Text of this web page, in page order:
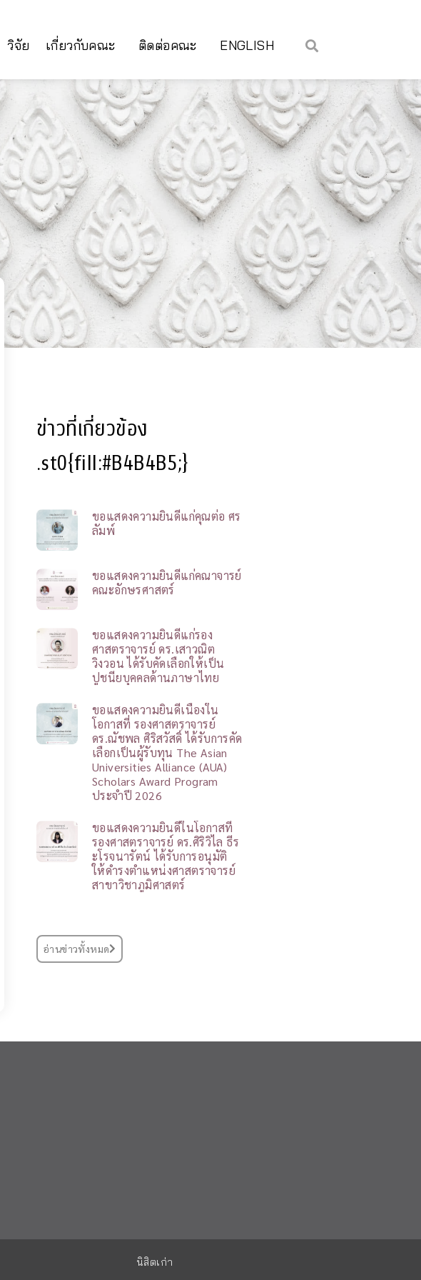
วิจัย เกี่ยวกับคณะ ติดต่อคณะ ENGLISH
ข่าวที่เกี่ยวข้อง
.st0{fill:#B4B4B5;}
ขอแสดงความยินดีแก่คุณต่อ ศร
ลัมพ์
ขอแสดงความยินดีแก่คณาจารย์
คณะอักษรศาสตร์
ขอแสดงความยินดีแก่รอง
ศาสตราจารย์ ดร.เสาวณิต
วิงวอน ได้รับคัดเลือกให้เป็น
ปูชนียบุคคลด้านภาษาไทย
ขอแสดงความยินดีเนื่องใน
โอกาสที่ รองศาสตราจารย์
ดร.ณัชพล ศิริสวัสดิ์ ได้รับการคัด
เลือกเป็นผู้รับทุน The Asian
Universities Alliance (AUA)
Scholars Award Program
ประจำปี 2026
ขอแสดงความยินดีในโอกาสที่
รองศาสตราจารย์ ดร.ศิริวิไล ธีร
ะโรจนารัตน์ ได้รับการอนุมัติ
ให้ดำรงตำแหน่งศาสตราจารย์
สาขาวิชาภูมิศาสตร์
อ่านข่าวทั้งหมด
นิสิตเก่า